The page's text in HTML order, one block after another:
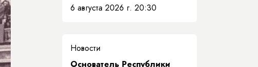
6 августа 2026 г. 20:30
Новости
Основатель Республики